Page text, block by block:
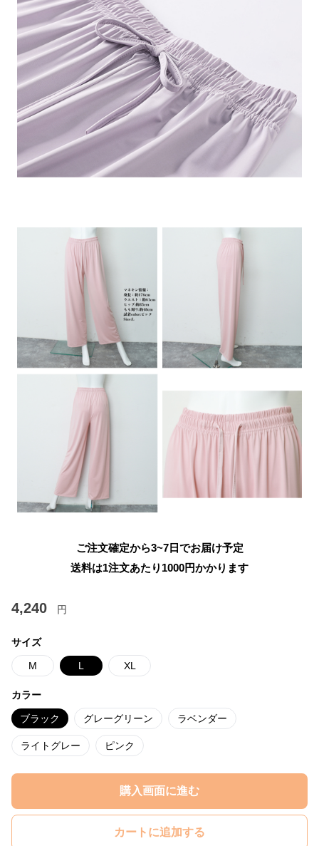
ご注文確定から3~7日でお届け予定
送料は1注文あたり 1000円かかります
4,240 円
サイズ
M L XL
カラー
ブラック グレーグリーン ラベンダー
ライトグレー ピンク
購入画面に進む
カートに追加する